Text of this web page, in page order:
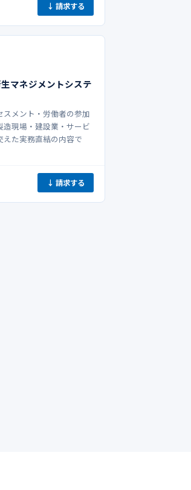
↓ 請求する
マネジメントシステ
メント・労働者の参加
造現場・建設業・サービ
た実務直結の内容で
↓ 請求する